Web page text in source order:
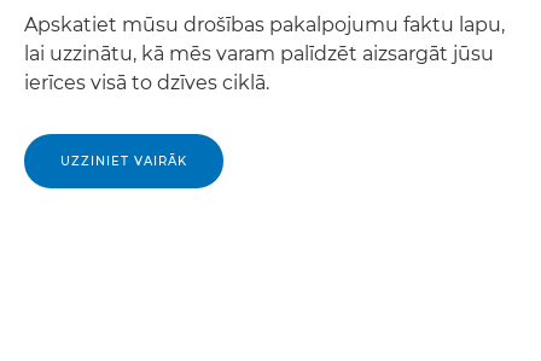
Apskatiet mūsu drošības pakalpojumu faktu lapu,
lai uzzinātu, kā mēs varam palīdzēt aizsargāt jūsu
ierīces visā to dzīves ciklā.
UZZINIET VAIRĀK